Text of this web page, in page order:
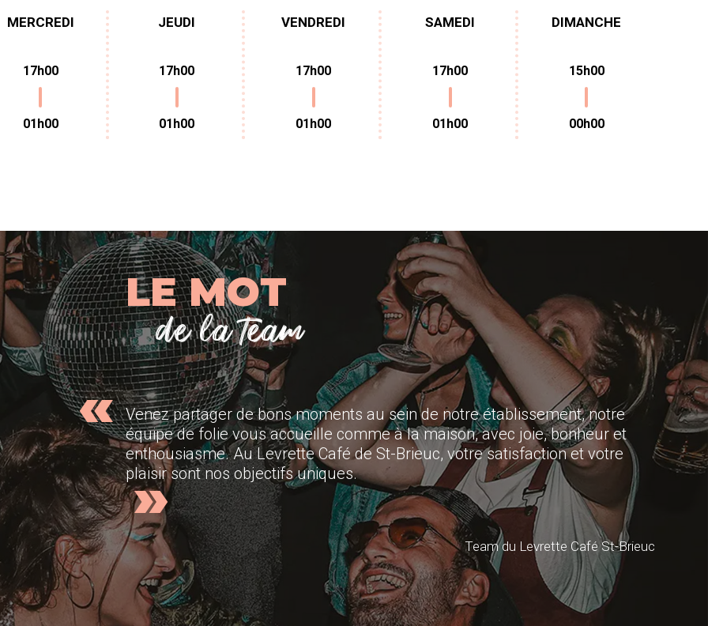
MERCREDI
17h00
01h00
JEUDI
17h00
01h00
VENDREDI
17h00
01h00
SAMEDI
17h00
01h00
DIMANCHE
15h00
00h00
LE MOT
de la team
«
Venez partager de bons moments au sein de notre établissement, notre
équipe de folie vous accueille comme à la maison, avec joie, bonheur et
enthousiasme. Au Levrette Café de St-Brieuc, votre satisfaction et votre
plaisir sont nos objectifs uniques.
»
Team du Levrette Café St-Brieuc